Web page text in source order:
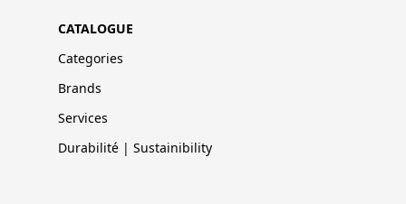
CATALOGUE
Categories
Brands
Services
Durabilité | Sustainibility